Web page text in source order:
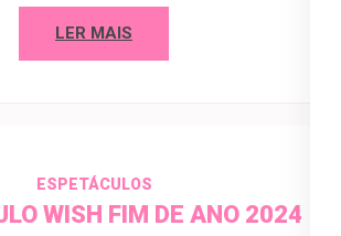
LER MAIS
ESPETÁCULOS
WISH FIM DE ANO 2024